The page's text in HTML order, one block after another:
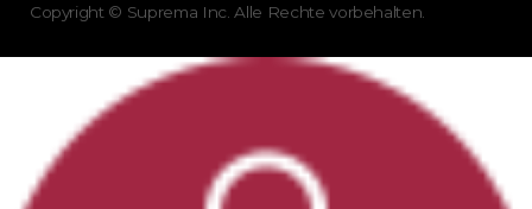
Copyright © Suprema Inc. Alle Rechte vorbehalten.